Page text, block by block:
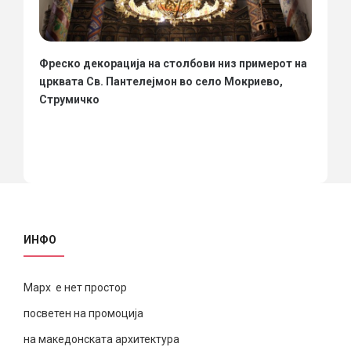
Фреско декорација на столбови низ примерот на
црквата Св. Пантелејмон во село Мокриево,
Струмичко
ИНФО
Марх е нет простор
посветен на промоција
на македонската архитектура